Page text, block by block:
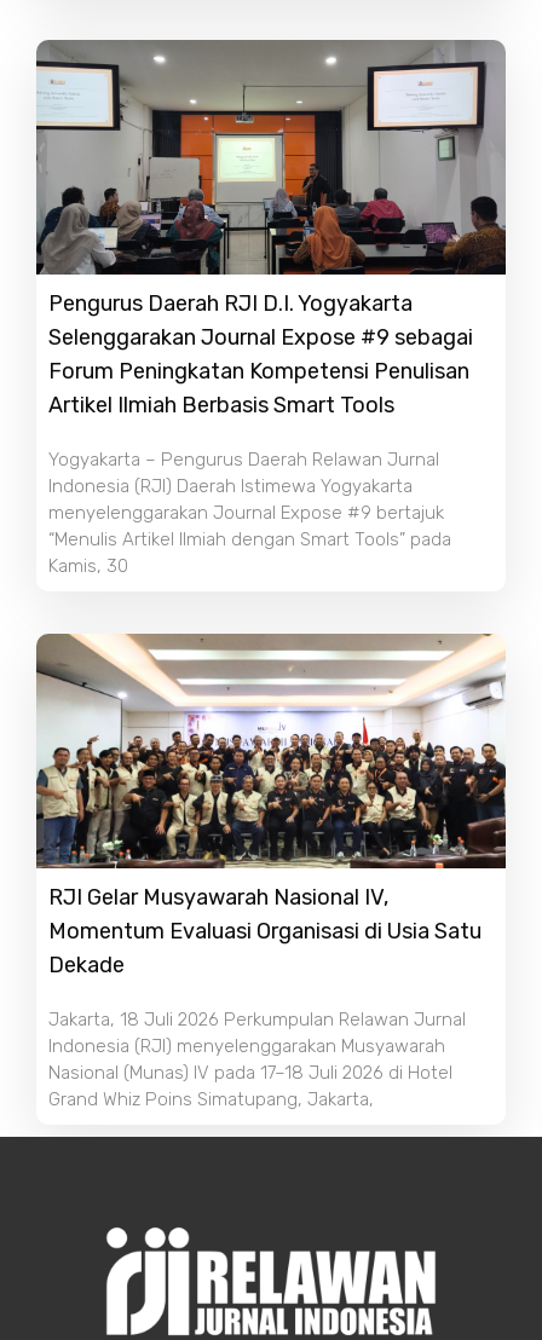
Pengurus Daerah RJI D.I. Yogyakarta
Selenggarakan Journal Expose #9 sebagai
Forum Peningkatan Kompetensi Penulisan
Artikel Ilmiah Berbasis Smart Tools
Yogyakarta – Pengurus Daerah Relawan Jurnal
Indonesia (RJI) Daerah Istimewa Yogyakarta
menyelenggarakan Journal Expose #9 bertajuk
“Menulis Artikel Ilmiah dengan Smart Tools” pada
Kamis, 30
RJI Gelar Musyawarah Nasional IV,
Momentum Evaluasi Organisasi di Usia Satu
Dekade
Jakarta, 18 Juli 2026 Perkumpulan Relawan Jurnal
Indonesia (RJI) menyelenggarakan Musyawarah
Nasional (Munas) IV pada 17–18 Juli 2026 di Hotel
Grand Whiz Poins Simatupang, Jakarta,